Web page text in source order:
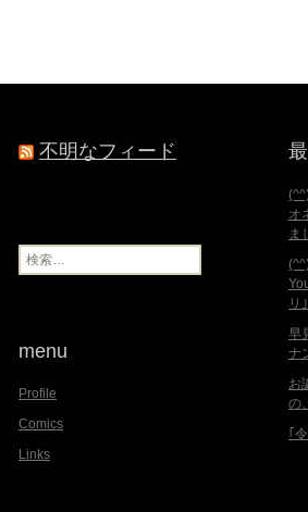
不明なフィード
オ
ま
リ
早
ナ
お
の
｢
検
索
menu
Profile
Comics
Links